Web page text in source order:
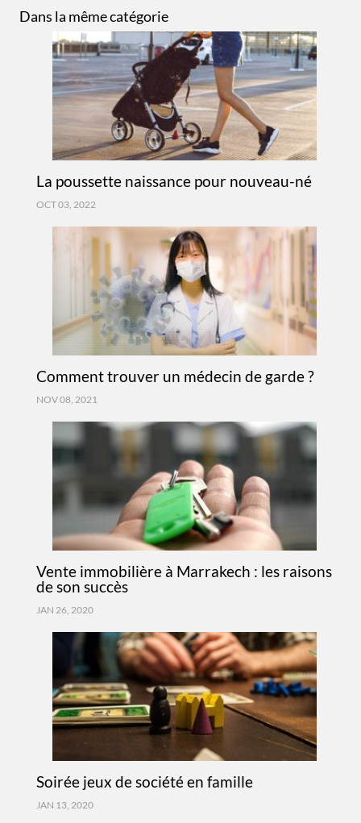
Dans la même catégorie
La poussette naissance pour nouveau-né
OCT 03, 2022
Comment trouver un médecin de garde ?
NOV 08, 2021
Vente immobilière à Marrakech : les raisons
de son succès
JAN 26, 2020
Soirée jeux de société en famille
JAN 13, 2020